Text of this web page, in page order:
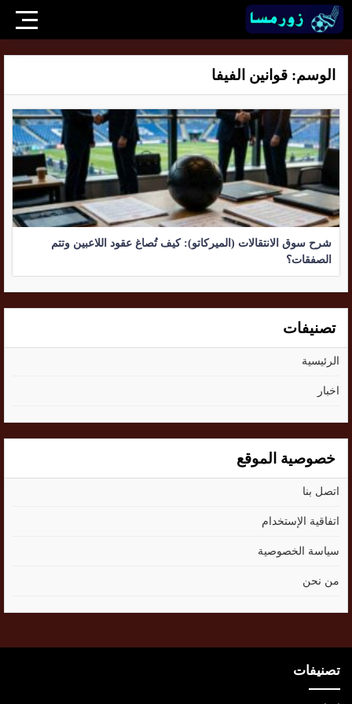
الوسم: قوانين الفيفا
شرح سوق الانتقالات (الميركاتو): كيف تُصاغ عقود اللاعبين وتتم
الصفقات؟
تصنيفات
الرئيسية
اخبار
خصوصية الموقع
اتصل بنا
اتفاقية الإستخدام
سياسة الخصوصية
من نحن
تصنيفات